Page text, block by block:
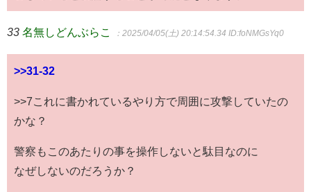
33 名無しどんぶらこ ：2025/04/05(土) 20:14:54.34 ID:foNMGsYq0
>>31-32
>>7これに書かれているやり方で周囲に攻撃していたの
かな？
警察もこのあたりの事を操作しないと駄目なのに
なぜしないのだろうか？